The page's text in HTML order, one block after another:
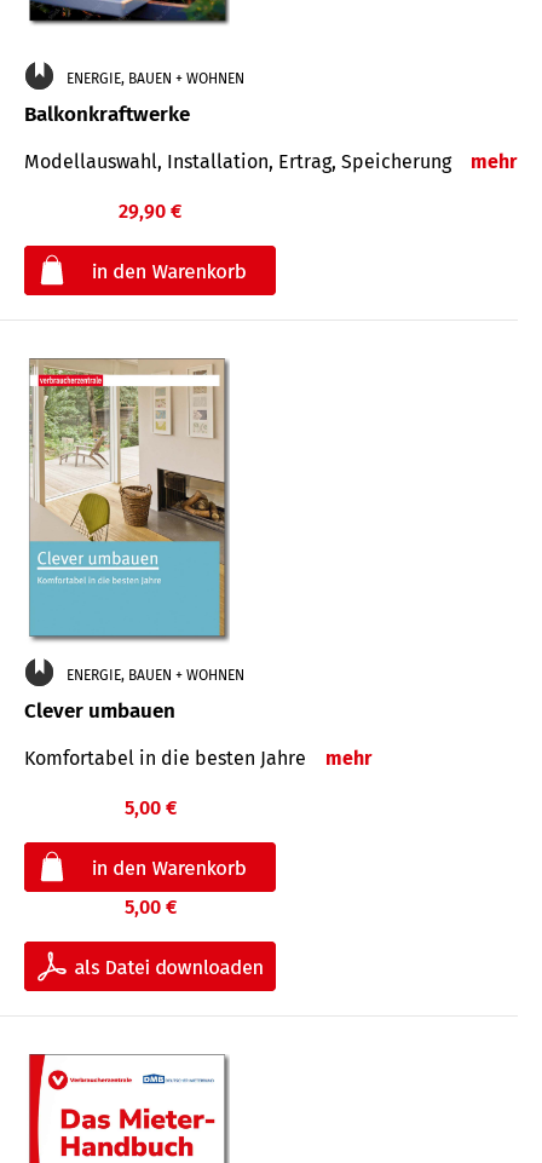
ENERGIE, BAUEN + WOHNEN
Balkonkraftwerke
Modellauswahl, Installation, Ertrag, Speicherung mehr
29,90 €
ENERGIE, BAUEN + WOHNEN
Clever umbauen
Komfortabel in die besten Jahre mehr
5,00 €
5,00 €